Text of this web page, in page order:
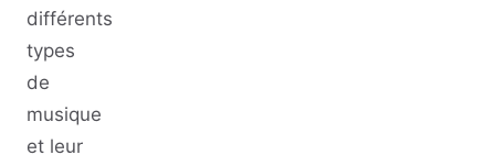
différents
types
de
musique
et leur